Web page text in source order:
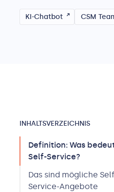
KI-Chatbot CSM
INHALTS­VERZEICHNIS
Definition: Was
Self-Service?
Das sind mögliche
Service-Angebote